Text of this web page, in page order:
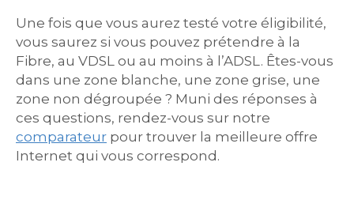
Une fois que vous aurez testé votre éligibilité,
vous saurez si vous pouvez prétendre à la
Fibre, au VDSL ou au moins à l’ADSL. Êtes-vous
dans une zone blanche, une zone grise, une
zone non dégroupée ? Muni des réponses à
ces questions, rendez-vous sur notre
comparateur pour trouver la meilleure offre
Internet qui vous correspond.